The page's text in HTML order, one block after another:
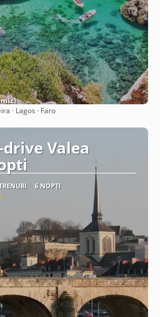
Vezi detalii
· Lagos · Faro
Valea
6 NOPȚI